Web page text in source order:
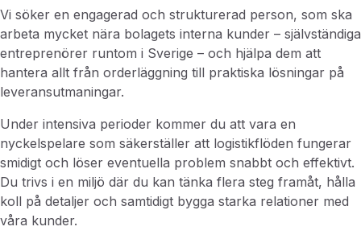
Vi söker en engagerad och strukturerad person, som ska
arbeta mycket nära bolagets interna kunder – självständiga
entreprenörer runtom i Sverige – och hjälpa dem att
hantera allt från orderläggning till praktiska lösningar på
leveransutmaningar.
Under intensiva perioder kommer du att vara en
nyckelspelare som säkerställer att logistikflöden fungerar
smidigt och löser eventuella problem snabbt och effektivt.
Du trivs i en miljö där du kan tänka flera steg framåt, hålla
koll på detaljer och samtidigt bygga starka relationer med
våra kunder.